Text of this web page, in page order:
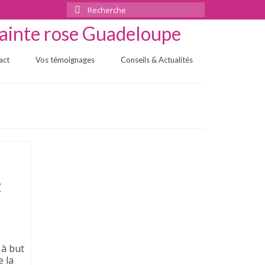
Rechercher
:
Vos témoignages Conseils & Actualités
but
la